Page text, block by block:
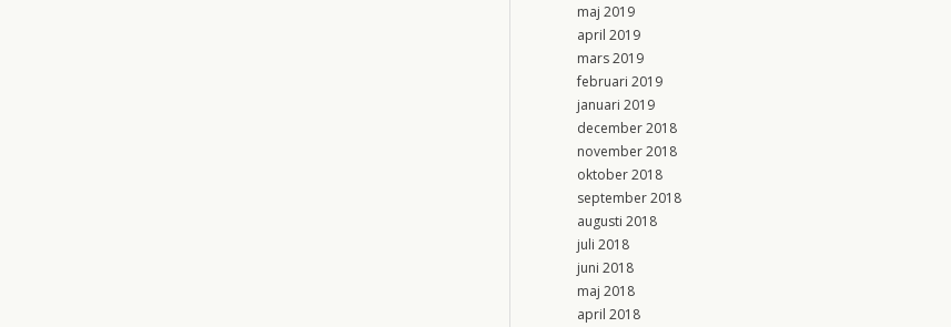
maj 2019
april 2019
mars 2019
februari 2019
januari 2019
december 2018
november 2018
oktober 2018
september 2018
augusti 2018
juli 2018
juni 2018
maj 2018
april 2018